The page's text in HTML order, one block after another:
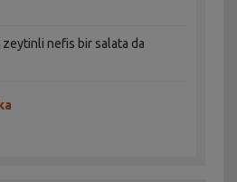
zeytinli nefis bir salata da